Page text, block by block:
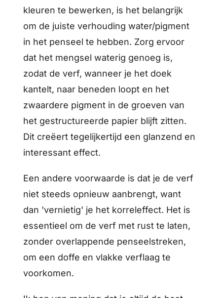
kleuren te bewerken, is het belangrijk
om de juiste verhouding water/pigment
in het penseel te hebben. Zorg ervoor
dat het mengsel waterig genoeg is,
zodat de verf, wanneer je het doek
kantelt, naar beneden loopt en het
zwaardere pigment in de groeven van
het gestructureerde papier blijft zitten.
Dit creëert tegelijkertijd een glanzend en
interessant effect.
Een andere voorwaarde is dat je de verf
niet steeds opnieuw aanbrengt, want
dan 'vernietig' je het korreleffect. Het is
essentieel om de verf met rust te laten,
zonder overlappende penseelstreken,
om een doffe en vlakke verflaag te
voorkomen.